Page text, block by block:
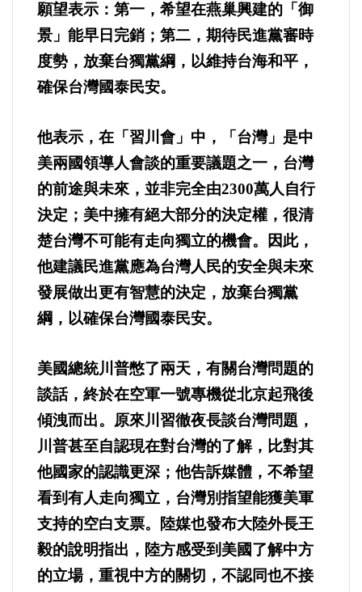
選舉/民調
觀光旅遊
生物科技
出版（影音/圖書/雜誌）
發明/專利
文化資產/文物保護
旅館/民宿
好人好事/人物介紹
願望表示：第一，希望在燕巢興建的「御
景」能早日完銷；第二，期待民進黨審時
度勢，放棄台獨黨綱，以維持台海和平，
確保台灣國泰民安。
他表示，在「習川會」中，「台灣」是中
美兩國領導人會談的重要議題之一，台灣
的前途與未來，並非完全由2300萬人自行
決定；美中擁有絕大部分的決定權，很清
楚台灣不可能有走向獨立的機會。因此，
他建議民進黨應為台灣人民的安全與未來
發展做出更有智慧的決定，放棄台獨黨
綱，以確保台灣國泰民安。
美國總統川普憋了兩天，有關台灣問題的
談話，終於在空軍一號專機從北京起飛後
傾洩而出。原來川習徹夜長談台灣問題，
川普甚至自認現在對台灣的了解，比對其
他國家的認識更深；他告訴媒體，不希望
看到有人走向獨立，台灣別指望能獲美軍
支持的空白支票。陸媒也發布大陸外長王
毅的說明指出，陸方感受到美國了解中方
的立場，重視中方的關切，不認同也不接